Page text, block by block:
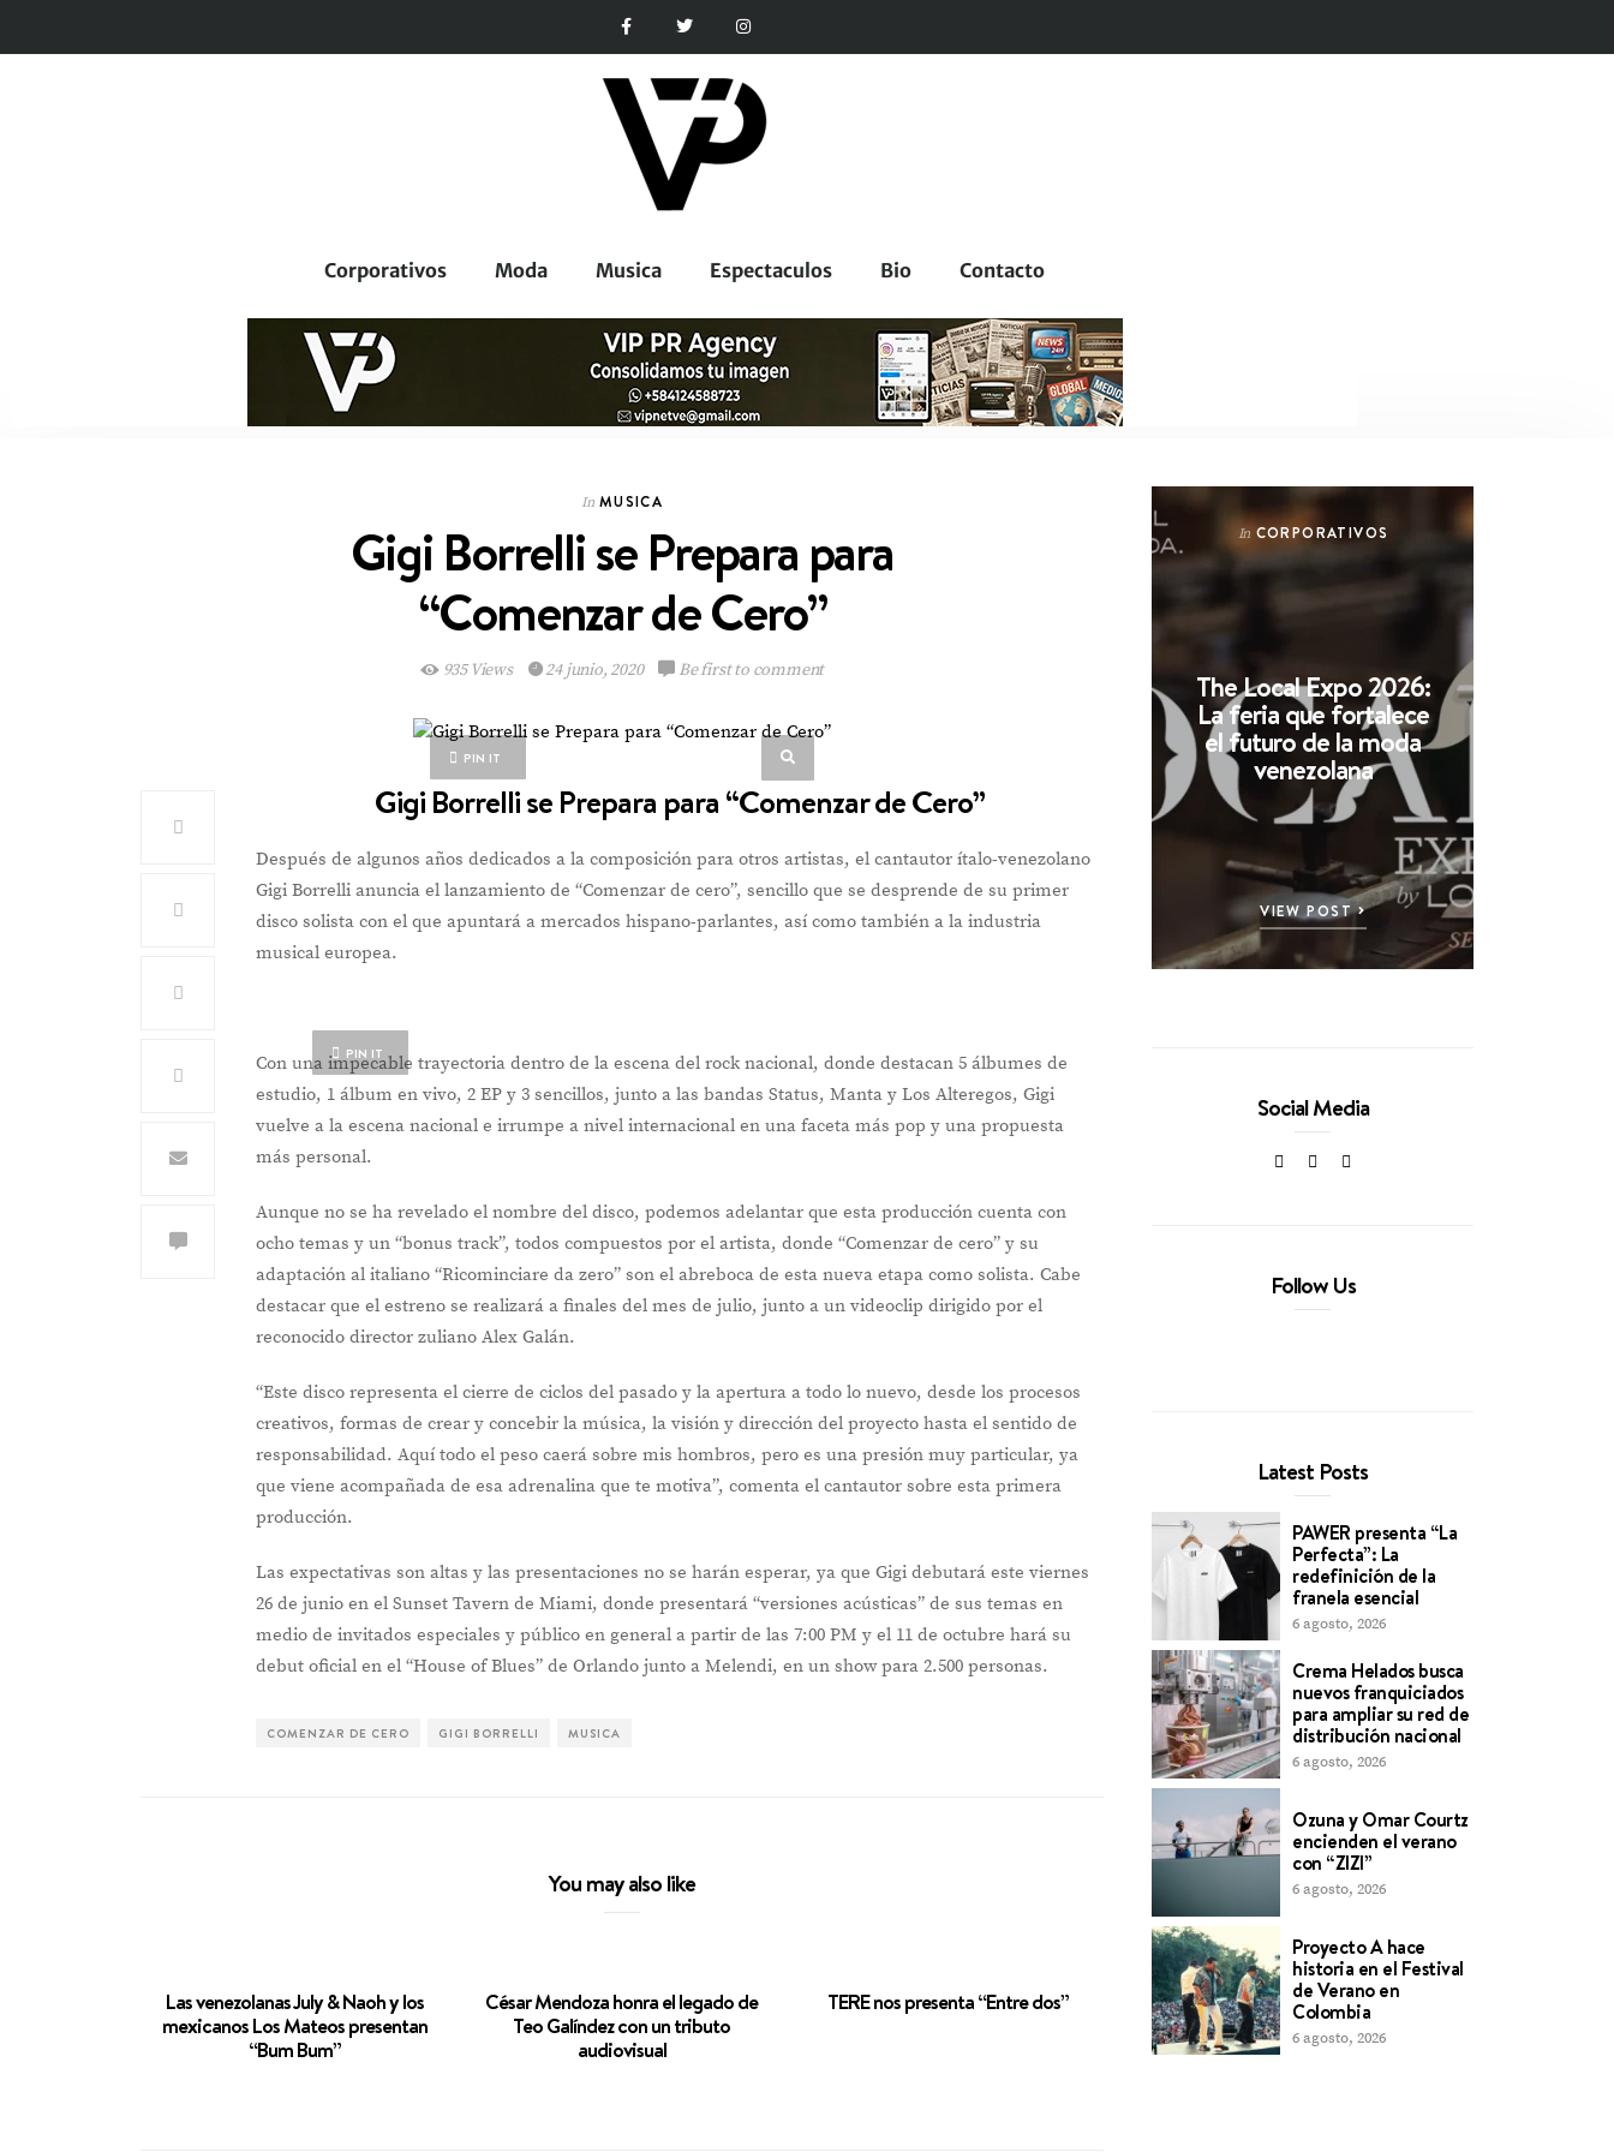
Corporativos Moda Musica Espectaculos Bio Contacto
In MUSICA
Gigi Borrelli se Prepara para
“Comenzar de Cero”
935 Views 24 junio, 2020 Be first to comment
PIN IT
Gigi Borrelli se Prepara para “Comenzar de Cero”
Después de algunos años dedicados a la composición para otros artistas, el cantautor ítalo-venezolano
Gigi Borrelli anuncia el lanzamiento de “Comenzar de cero”, sencillo que se desprende de su primer
disco solista con el que apuntará a mercados hispano-parlantes, así como también a la industria
musical europea.
PIN IT
Con una impecable trayectoria dentro de la escena del rock nacional, donde destacan 5 álbumes de
estudio, 1 álbum en vivo, 2 EP y 3 sencillos, junto a las bandas Status, Manta y Los Alteregos, Gigi
vuelve a la escena nacional e irrumpe a nivel internacional en una faceta más pop y una propuesta
más personal.
Aunque no se ha revelado el nombre del disco, podemos adelantar que esta producción cuenta con
ocho temas y un “bonus track”, todos compuestos por el artista, donde “Comenzar de cero” y su
adaptación al italiano “Ricominciare da zero” son el abreboca de esta nueva etapa como solista. Cabe
destacar que el estreno se realizará a finales del mes de julio, junto a un videoclip dirigido por el
reconocido director zuliano Alex Galán.
“Este disco representa el cierre de ciclos del pasado y la apertura a todo lo nuevo, desde los procesos
creativos, formas de crear y concebir la música, la visión y dirección del proyecto hasta el sentido de
responsabilidad. Aquí todo el peso caerá sobre mis hombros, pero es una presión muy particular, ya
que viene acompañada de esa adrenalina que te motiva”, comenta el cantautor sobre esta primera
producción.
Las expectativas son altas y las presentaciones no se harán esperar, ya que Gigi debutará este viernes
26 de junio en el Sunset Tavern de Miami, donde presentará “versiones acústicas” de sus temas en
medio de invitados especiales y público en general a partir de las 7:00 PM y el 11 de octubre hará su
debut oficial en el “House of Blues” de Orlando junto a Melendi, en un show para 2.500 personas.
COMENZAR DE CERO GIGI BORRELLI MUSICA
You may also like
Las venezolanas July & Naoh y los
mexicanos Los Mateos presentan
“Bum Bum”
César Mendoza honra el legado de
Teo Galíndez con un tributo
audiovisual
TERE nos presenta “Entre dos”
DMenoides estrena “En el
horizonte”: Pop cinematográfico
desde el Caribe
Sabores expande su
Portafolio de bebidas
VIEW POST
In CORPORATIVOS
The Local Expo 2026:
La feria que fortalece
el futuro de la moda
venezolana
VIEW POST
Social Media
Follow Us
Latest Posts
PAWER presenta “La
Perfecta”: La
redefinición de la
franela esencial
6 agosto, 2026
Crema Helados busca
nuevos franquiciados
para ampliar su red de
distribución nacional
6 agosto, 2026
Ozuna y Omar Courtz
encienden el verano
con “ZIZI”
6 agosto, 2026
Proyecto A hace
historia en el Festival
de Verano en
Colombia
6 agosto, 2026